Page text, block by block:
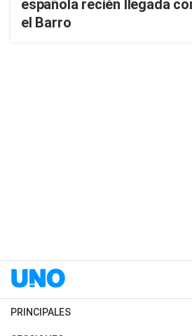
española recién llegada
el Barro
PRINCIPALES